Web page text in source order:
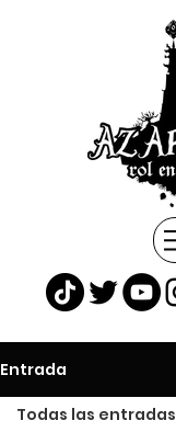
Entrada
Todas las entradas